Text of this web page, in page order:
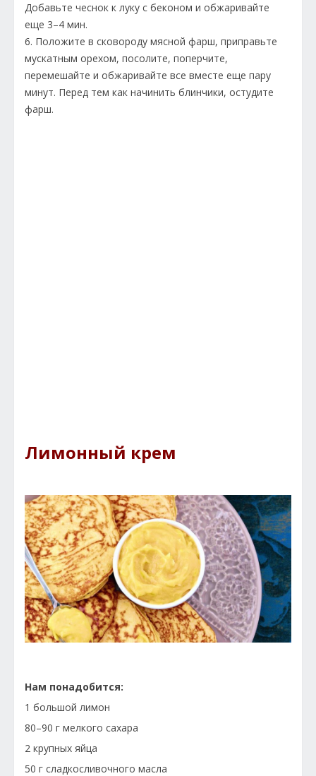
Добавьте чеснок к луку с беконом и обжаривайте
еще 3–4 мин.
6. Положите в сковороду мясной фарш, приправьте
мускатным орехом, посолите, поперчите,
перемешайте и обжаривайте все вместе еще пару
минут. Перед тем как начинить блинчики, остудите
фарш.
Лимонный крем
Нам понадобится:
1 большой лимон
80–90 г мелкого сахара
2 крупных яйца
50 г сладкосливочного масла